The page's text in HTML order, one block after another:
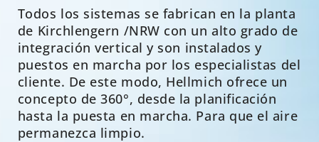
Todos los sistemas se fabrican en la planta
de Kirchlengern /NRW con un alto grado de
integración vertical y son instalados y
puestos en marcha por los especialistas del
cliente. De este modo, Hellmich ofrece un
concepto de 360°, desde la planificación
hasta la puesta en marcha. Para que el aire
permanezca limpio.